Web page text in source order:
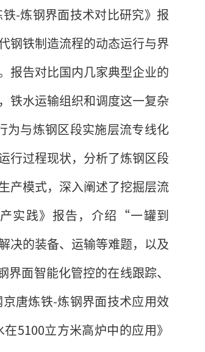
-炼钢界面技术对比研究》报
钢铁制造流程的动态运行与界
报告对比国内几家典型企业的
铁水运输组织和调度这一复杂
为与炼钢区段实施层流专线化
行过程现状，分析了炼钢区段
产模式，深入阐述了挖掘层流
实践》报告，介绍“一罐到
决的装备、运输等难题，以及
面智能化管控的在线跟踪、
唐炼铁-炼钢界面技术应用效
5100立方米高炉中的应用》